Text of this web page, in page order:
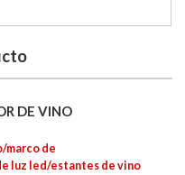
DE VINO
marco de
luz led/estantes de vino